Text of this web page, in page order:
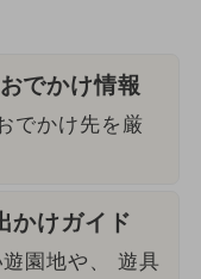
でかけ情報
でかけ先を厳
かけガイド
園地や、 遊具